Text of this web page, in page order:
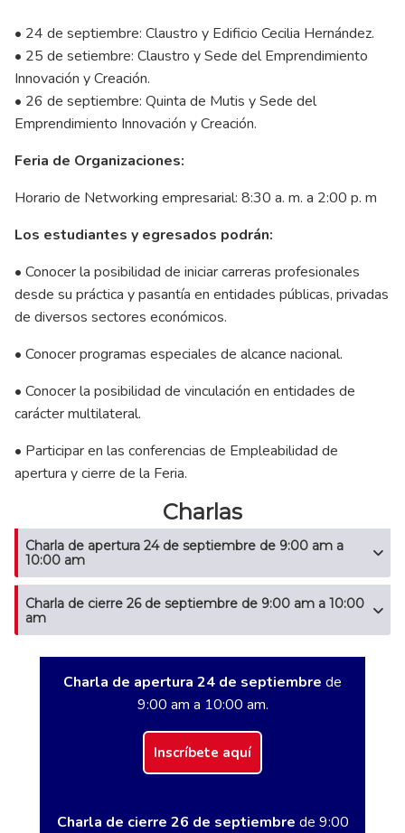
Charla de apertura 24 de septiembre de
9:00 am a 10:00 am.
Inscríbete aquí
Charla de cierre 26 de septiembre de 9:00
• 24 de septiembre: Claustro y Edificio Cecilia Hernández.
• 25 de setiembre: Claustro y Sede del Emprendimiento
Innovación y Creación.
• 26 de septiembre: Quinta de Mutis y Sede del
Emprendimiento Innovación y Creación.
Feria de Organizaciones:
Horario de Networking empresarial: 8:30 a. m. a 2:00 p. m
Los estudiantes y egresados podrán:
• Conocer la posibilidad de iniciar carreras profesionales
desde su práctica y pasantía en entidades públicas, privadas
de diversos sectores económicos.
• Conocer programas especiales de alcance nacional.
• Conocer la posibilidad de vinculación en entidades de
carácter multilateral.
• Participar en las conferencias de Empleabilidad de
apertura y cierre de la Feria.
Charlas
Charla de apertura 24 de septiembre de 9:00 am a
10:00 am
Charla de cierre 26 de septiembre de 9:00 am a 10:00
am